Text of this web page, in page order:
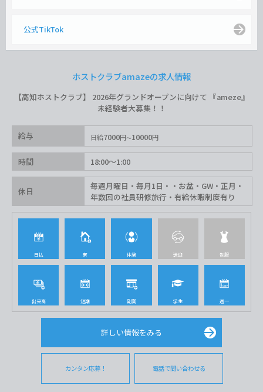
公式TikTok
ホストクラブamazeの求人情報
【高知ホストクラブ】 2026年グランドオープンに向けて 『ameze』
未経験者大募集！！
給与 日給7000円 10000円
時間 18:00〜1:00
休日
毎週月曜日・毎月1日・・お盆・GW・正月・
年数回の社員研修旅行・有給休暇制度有り
日払 寮 体験 送迎 制服
出来高 短期 副業 学生 週一
詳しい情報をみる
カンタン応募！ 電話で問い合わせる